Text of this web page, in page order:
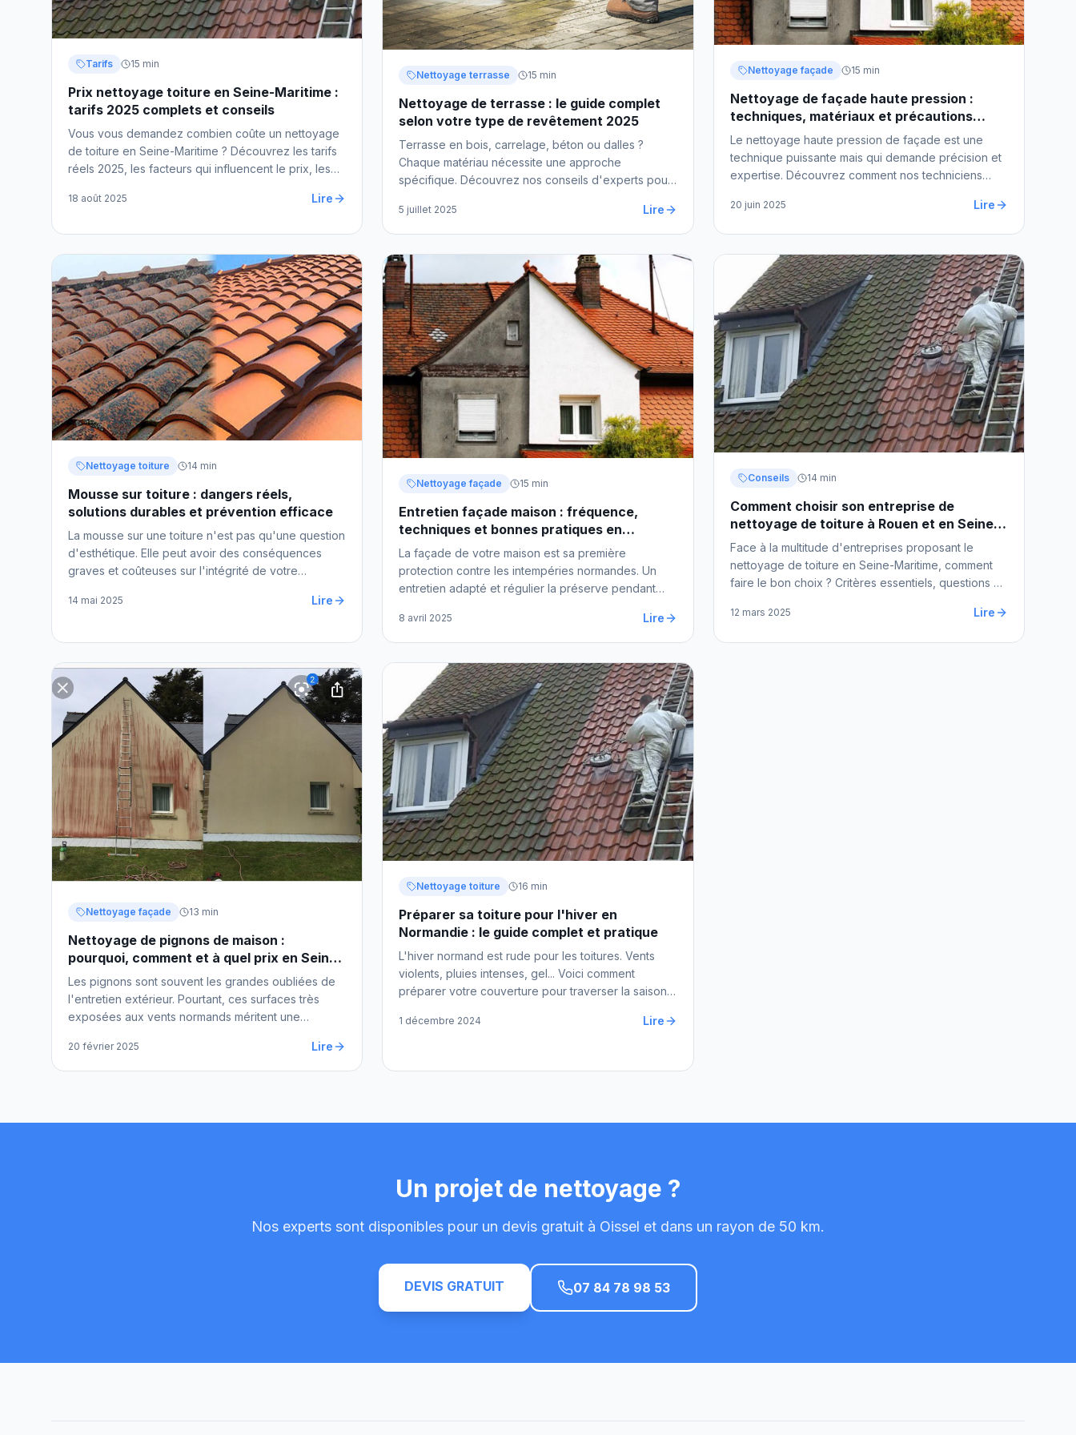
Tarifs 15 min
Prix nettoyage toiture en Seine-Maritime :
tarifs 2025 complets et conseils
Vous vous demandez combien coûte un nettoyage
de toiture en Seine-Maritime ? Découvrez les tarifs
réels 2025, les facteurs qui influencent le prix, les
rapport qualité-prix.
18 août 2025 Lire
Nettoyage terrasse 15 min
Nettoyage de terrasse : le guide complet
selon votre type de revêtement 2025
Terrasse en bois, carrelage, béton ou dalles ?
Chaque matériau nécessite une approche
spécifique. Découvrez nos conseils d'experts pour
protégée.
5 juillet 2025 Lire
Nettoyage façade 15 min
Nettoyage de façade haute pression :
techniques, matériaux et précautions
2025
Le nettoyage haute pression de façade est une
technique puissante mais qui demande précision et
expertise. Découvrez comment nos techniciens
risques.
20 juin 2025 Lire
Nettoyage toiture 14 min
Mousse sur toiture : dangers réels,
solutions durables et prévention efficace
La mousse sur une toiture n'est pas qu'une question
d'esthétique. Elle peut avoir des conséquences
graves et coûteuses sur l'intégrité de votre
savoir.
14 mai 2025 Lire
Nettoyage façade 15 min
Entretien façade maison : fréquence,
techniques et bonnes pratiques en
Normandie
La façade de votre maison est sa première
protection contre les intempéries normandes. Un
entretien adapté et régulier la préserve pendant
8 avril 2025 Lire
Conseils 14 min
Comment choisir son entreprise de
nettoyage de toiture à Rouen et en Seine-
Maritime
Face à la multitude d'entreprises proposant le
nettoyage de toiture en Seine-Maritime, comment
faire le bon choix ? Critères essentiels, questions à
12 mars 2025 Lire
Nettoyage façade 13 min
Nettoyage de pignons de maison :
pourquoi, comment et à quel prix en Seine-
Maritime
Les pignons sont souvent les grandes oubliées de
l'entretien extérieur. Pourtant, ces surfaces très
exposées aux vents normands méritent une
20 février 2025 Lire
Nettoyage toiture 16 min
Préparer sa toiture pour l'hiver en
Normandie : le guide complet et pratique
L'hiver normand est rude pour les toitures. Vents
violents, pluies intenses, gel... Voici comment
préparer votre couverture pour traverser la saison
1 décembre 2024 Lire
Un projet de nettoyage ?
Nos experts sont disponibles pour un devis gratuit à Oissel et dans un rayon de 50 km.
DEVIS GRATUIT 07 84 78 98 53